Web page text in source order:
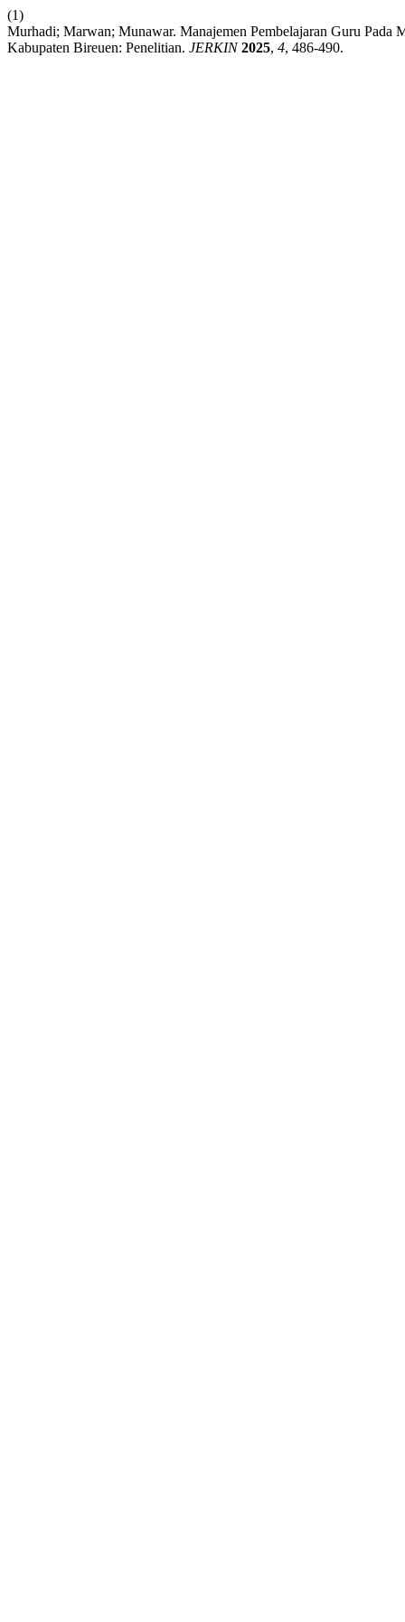
(1)
Murhadi; Marwan; Munawar. Manajemen Pembelajaran Guru
Kabupaten Bireuen: Penelitian. JERKIN 2025, 4, 486-490.